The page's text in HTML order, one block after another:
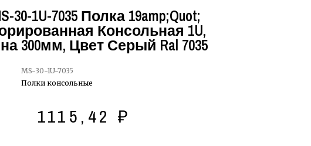
30-1U-7035 Полка 19amp;quot;
Консольная 1U,
300мм, Цвет Серый Ral 7035
MS-30-1U-7035
Полки консольные
1115,42 ₽